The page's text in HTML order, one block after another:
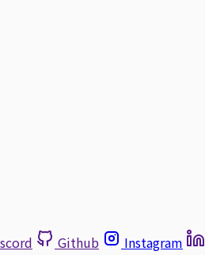
Github Instagram